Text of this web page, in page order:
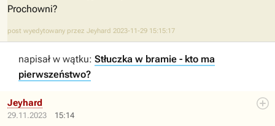
Prochowni?
post wyedytowany przez Jeyhard 2023-11-29 15:15:17
napisał w wątku: Stłuczka w bramie - kto ma
pierwszeństwo?
29.11.2023 15:14
Jeyhard